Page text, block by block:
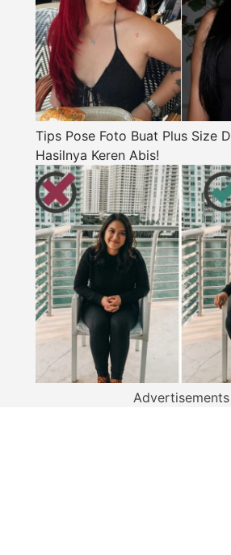
Tips Pose Foto Buat Plus Size
Hasilnya Keren Abis!
Advertisements